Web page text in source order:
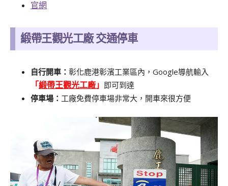
官網
緞帶王觀光工廠 交通停車
自行開車： 彰化鹿港彰濱工業區內，Google導航輸入
「緞帶王觀光工廠 」 即可到達
停車場： 工廠免費停車場非常大，開車來很方便